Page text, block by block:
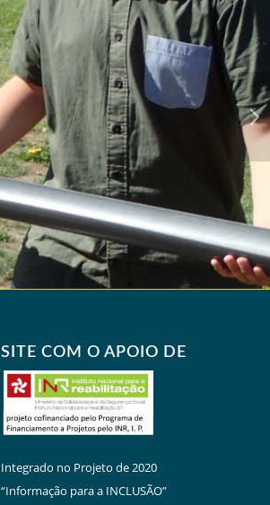
Next
SITE COM O APOIO DE
Integrado no Projeto de 2020
“Informação para a INCLUSÃO”